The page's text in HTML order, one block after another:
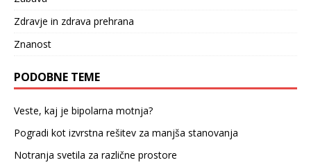
Zdravje in zdrava prehrana
Znanost
PODOBNE TEME
Veste, kaj je bipolarna motnja?
Pogradi kot izvrstna rešitev za manjša stanovanja
Notranja svetila za različne prostore